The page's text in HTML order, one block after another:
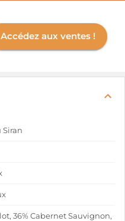
Accédez aux ventes !
Siran
36% Cabernet Sauvignon,